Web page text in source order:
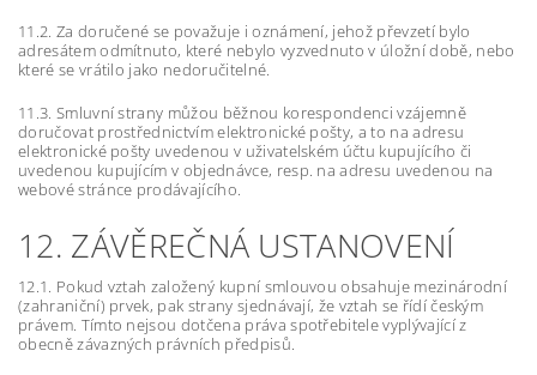
11.2. Za doručené se považuje i oznámení, jehož převzetí bylo
adresátem odmítnuto, které nebylo vyzvednuto v úložní době, nebo
které se vrátilo jako nedoručitelné.
11.3. Smluvní strany můžou běžnou korespondenci vzájemně
doručovat prostřednictvím elektronické pošty, a to na adresu
elektronické pošty uvedenou v uživatelském účtu kupujícího či
uvedenou kupujícím v objednávce, resp. na adresu uvedenou na
webové stránce prodávajícího.
12. ZÁVĚREČNÁ USTANOVENÍ
12.1. Pokud vztah založený kupní smlouvou obsahuje mezinárodní
(zahraniční) prvek, pak strany sjednávají, že vztah se řídí českým
právem. Tímto nejsou dotčena práva spotřebitele vyplývající z
obecně závazných právních předpisů.